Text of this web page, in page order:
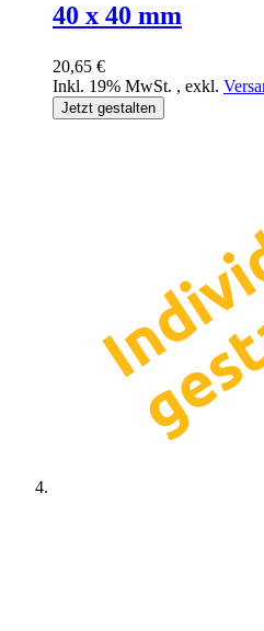
40 x 40 mm
20,65 €
Inkl. 19% MwSt. , exkl.
Jetzt gestalten